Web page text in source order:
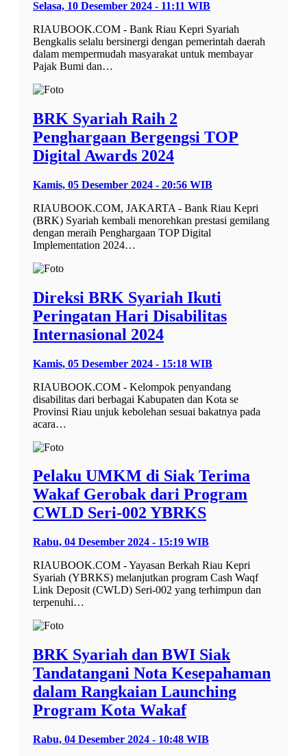
Selasa, 10 Desember 2024 - 11:11 WIB
RIAUBOOK.COM - Bank Riau Kepri Syariah
Bengkalis selalu bersinergi dengan pemerintah daerah
dalam mempermudah masyarakat untuk membayar
Pajak Bumi dan…
BRK Syariah Raih 2
Penghargaan Bergengsi TOP
Digital Awards 2024
Kamis, 05 Desember 2024 - 20:56 WIB
RIAUBOOK.COM, JAKARTA - Bank Riau Kepri
(BRK) Syariah kembali menorehkan prestasi gemilang
dengan meraih Penghargaan TOP Digital
Implementation 2024…
Direksi BRK Syariah Ikuti
Peringatan Hari Disabilitas
Internasional 2024
Kamis, 05 Desember 2024 - 15:18 WIB
RIAUBOOK.COM - Kelompok penyandang
disabilitas dari berbagai Kabupaten dan Kota se
Provinsi Riau unjuk kebolehan sesuai bakatnya pada
acara…
Pelaku UMKM di Siak Terima
Wakaf Gerobak dari Program
CWLD Seri-002 YBRKS
Rabu, 04 Desember 2024 - 15:19 WIB
RIAUBOOK.COM - Yayasan Berkah Riau Kepri
Syariah (YBRKS) melanjutkan program Cash Waqf
Link Deposit (CWLD) Seri-002 yang terhimpun dan
terpenuhi…
BRK Syariah dan BWI Siak
Tandatangani Nota Kesepahaman
dalam Rangkaian Launching
Program Kota Wakaf
Rabu, 04 Desember 2024 - 10:48 WIB